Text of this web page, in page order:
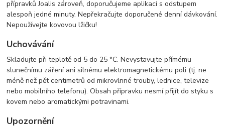
přípravků Joalis zároveň, doporučujeme aplikaci s odstupem
alespoň jedné minuty. Nepřekračujte doporučené denní dávkování.
Nepoužívejte kovovou lžičku!
Uchovávání
Skladujte při teplotě od 5 do 25 °C. Nevystavujte přímému
slunečnímu záření ani silnému elektromagnetickému poli (tj. ne
méně než pět centimetrů od mikrovlnné trouby, lednice, televize
nebo mobilního telefonu). Obsah přípravku nesmí přijít do styku s
kovem nebo aromatickými potravinami.
Upozornění